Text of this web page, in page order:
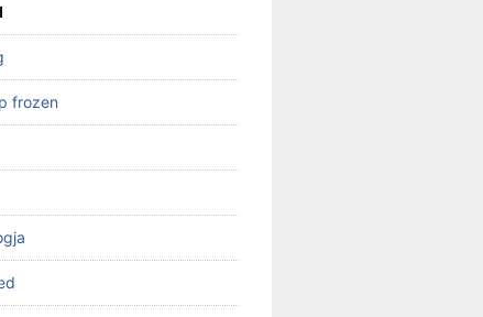
frozen